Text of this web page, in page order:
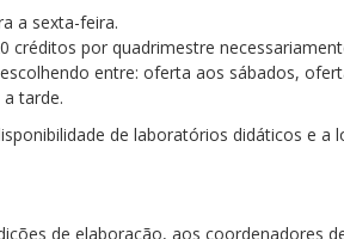
a sexta-feira.
créditos por quadrimestre
entre: oferta aos sábados,
tarde.
de laboratórios didáticos e a
de elaboração, aos coordenadores